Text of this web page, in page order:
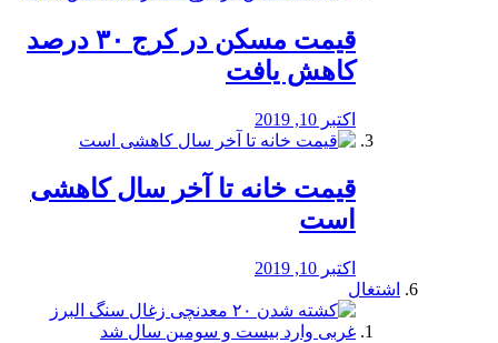
️قیمت مسکن در کرج ۳۰ درصد
کاهش یافت
اکتبر 10, 2019
قیمت خانه تا آخر سال کاهشی
است
اکتبر 10, 2019
اشتغال